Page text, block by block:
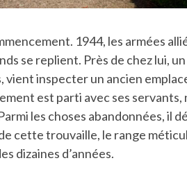
1944, les armées
se replient. Près de chez lui,
vient inspecter un ancien
est parti avec ses
les choses abandonnées, il
cette trouvaille, le range
dizaines d’années.